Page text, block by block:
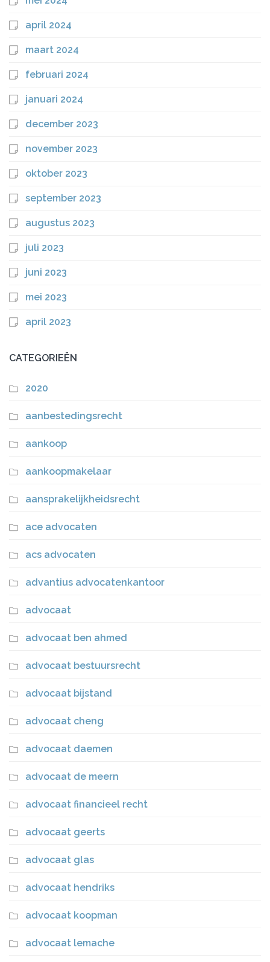
april 2024
maart 2024
februari 2024
januari 2024
december 2023
november 2023
oktober 2023
september 2023
augustus 2023
juli 2023
juni 2023
mei 2023
april 2023
CATEGORIEËN
2020
aanbestedingsrecht
aankoop
aankoopmakelaar
aansprakelijkheidsrecht
ace advocaten
acs advocaten
advantius advocatenkantoor
advocaat
advocaat ben ahmed
advocaat bestuursrecht
advocaat bijstand
advocaat cheng
advocaat daemen
advocaat de meern
advocaat financieel recht
advocaat geerts
advocaat glas
advocaat hendriks
advocaat koopman
advocaat lemache